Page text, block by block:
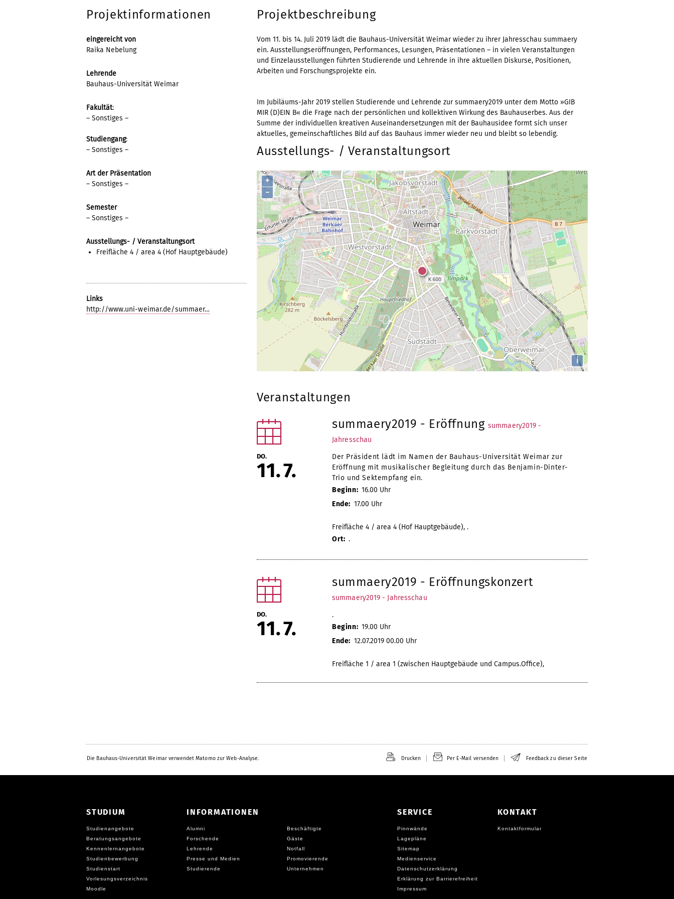
Projektinformationen
eingereicht von
Raika Nebelung
Lehrende
Bauhaus-Universität Weimar
Fakultät:
– Sonstiges –
Studiengang:
– Sonstiges –
Art der Präsentation
– Sonstiges –
Semester
– Sonstiges –
Ausstellungs- / Veranstaltungsort
Freifläche 4 / area 4 (Hof Hauptgebäude)
Links
http://www.uni-weimar.de/summaer…
Projektbeschreibung
Vom 11. bis 14. Juli 2019 lädt die Bauhaus-Universität Weimar wieder zu ihrer Jahresschau summaery
ein. Ausstellungseröffnungen, Performances, Lesungen, Präsentationen – in vielen Veranstaltungen
und Einzelausstellungen führten Studierende und Lehrende in ihre aktuellen Diskurse, Positionen,
Arbeiten und Forschungsprojekte ein.
Im Jubiläums-Jahr 2019 stellen Studierende und Lehrende zur summaery2019 unter dem Motto »GIB
MIR (D)EIN B« die Frage nach der persönlichen und kollektiven Wirkung des Bauhauserbes. Aus der
Summe der individuellen kreativen Auseinandersetzungen mit der Bauhausidee formt sich unser
aktuelles, gemeinschaftliches Bild auf das Bauhaus immer wieder neu und bleibt so lebendig.
Ausstellungs- / Veranstaltungsort
+
−
i
Veranstaltungen
DO.
11 7
summaery2019 - Eröffnung summaery2019 -
Jahresschau
Der Präsident lädt im Namen der Bauhaus-Universität Weimar zur
Eröffnung mit musikalischer Begleitung durch das Benjamin-Dinter-
Trio und Sektempfang ein.
Beginn: 16.00 Uhr
Ende: 17.00 Uhr
Freifläche 4 / area 4 (Hof Hauptgebäude), .
Ort: .
DO.
11 7
summaery2019 - Eröffnungskonzert
summaery2019 - Jahresschau
.
Beginn: 19.00 Uhr
Ende: 12.07.2019 00.00 Uhr
Freifläche 1 / area 1 (zwischen Hauptgebäude und Campus.Office),
Die Bauhaus-Universität Weimar verwendet Matomo zur Web-Analyse. Drucken Per E-Mail versenden Feedback zu dieser Seite
STUDIUM
Studienangebote
Beratungsangebote
Kennenlernangebote
Studienbewerbung
Studienstart
Vorlesungsverzeichnis
Moodle
INFORMATIONEN
Alumni
Beschäftigte
Forschende
Gäste
Lehrende
Notfall
Presse und Medien
Promovierende
Studierende
Unternehmen
SERVICE
Pinnwände
Lagepläne
Sitemap
Medienservice
Datenschutzerklärung
Erklärung zur Barrierefreiheit
Impressum
KONTAKT
Kontaktformular